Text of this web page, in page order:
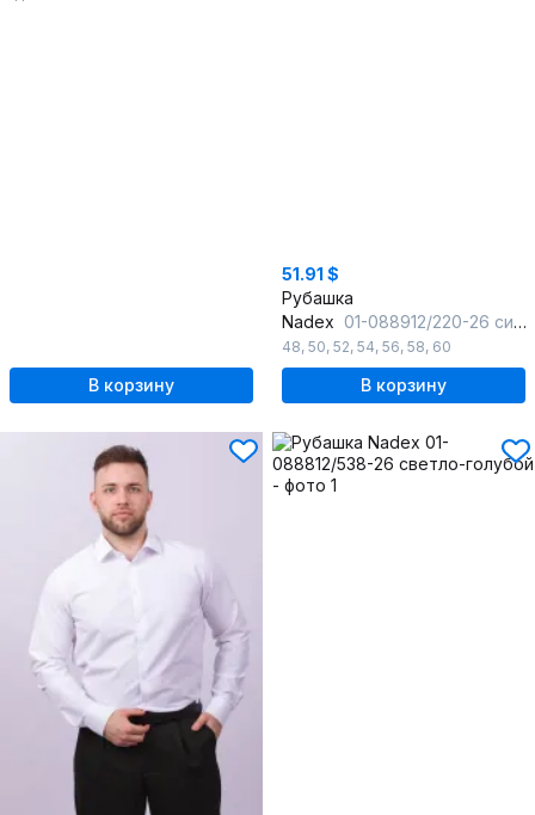
В корзину
51.91 $
Рубашка
Nadex 01-088912/220-26 синий_меланж
48, 50, 52, 54, 56, 58, 60
В корзину